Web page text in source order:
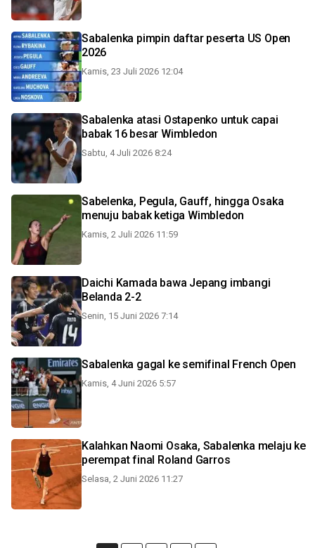
Sabalenka pimpin daftar peserta US Open
2026
Kamis, 23 Juli 2026 12:04
Sabalenka atasi Ostapenko untuk capai
babak 16 besar Wimbledon
Sabtu, 4 Juli 2026 8:24
Sabelenka, Pegula, Gauff, hingga Osaka
menuju babak ketiga Wimbledon
Kamis, 2 Juli 2026 11:59
Daichi Kamada bawa Jepang imbangi
Belanda 2-2
Senin, 15 Juni 2026 7:14
Sabalenka gagal ke semifinal French Open
Kamis, 4 Juni 2026 5:57
Kalahkan Naomi Osaka, Sabalenka melaju ke
perempat final Roland Garros
Selasa, 2 Juni 2026 11:27